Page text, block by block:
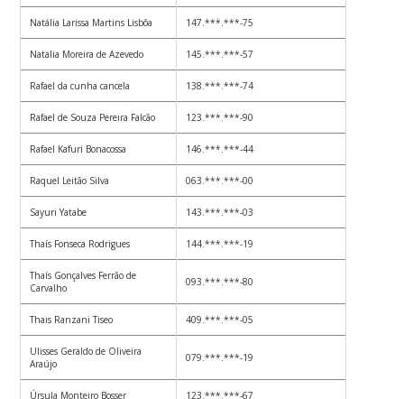
Natália Larissa Martins Lisbôa 147.***.***-75
Natalia Moreira de Azevedo 145.***.***-57
Rafael da cunha cancela 138.***.***-74
Rafael de Souza Pereira Falcão 123.***.***-90
Rafael Kafuri Bonacossa 146.***.***-44
Raquel Leitão Silva 063.***.***-00
Sayuri Yatabe 143.***.***-03
Thaís Fonseca Rodrigues 144.***.***-19
Thaís Gonçalves Ferrão de
Carvalho
093.***.***-80
Thais Ranzani Tiseo 409.***.***-05
Ulisses Geraldo de Oliveira
Araújo
079.***.***-19
Úrsula Monteiro Bosser 123.***.***-67